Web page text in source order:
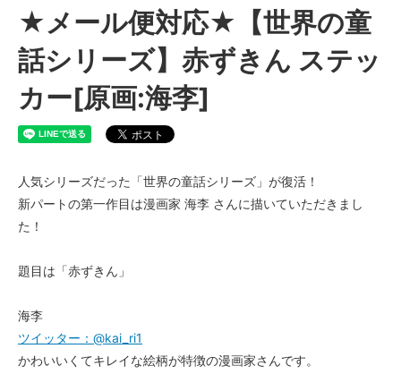
★メール便対応★【世界の童
話シリーズ】赤ずきん ステッ
カー[原画:海李]
人気シリーズだった「世界の童話シリーズ」が復活！
新パートの第一作目は漫画家 海李 さんに描いていただきまし
た！
題目は「赤ずきん」
海李
ツイッター：@kai_ri1
かわいいくてキレイな絵柄が特徴の漫画家さんです。